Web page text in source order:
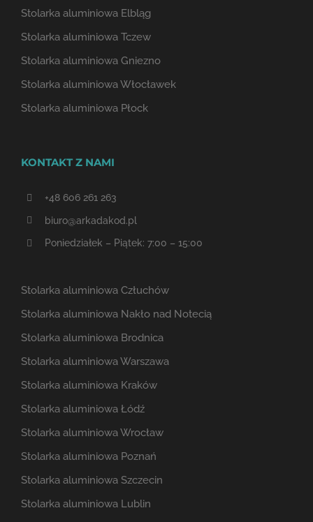
Stolarka aluminiowa Elbląg
Stolarka aluminiowa Tczew
Stolarka aluminiowa Gniezno
Stolarka aluminiowa Włocławek
Stolarka aluminiowa Płock
KONTAKT Z NAMI
+48 606 261 263
biuro@arkadakod.pl
Poniedziałek – Piątek: 7:00 – 15:00
Stolarka aluminiowa Człuchów
Stolarka aluminiowa Nakło nad Notecią
Stolarka aluminiowa Brodnica
Stolarka aluminiowa Warszawa
Stolarka aluminiowa Kraków
Stolarka aluminiowa Łódź
Stolarka aluminiowa Wrocław
Stolarka aluminiowa Poznań
Stolarka aluminiowa Szczecin
Stolarka aluminiowa Lublin